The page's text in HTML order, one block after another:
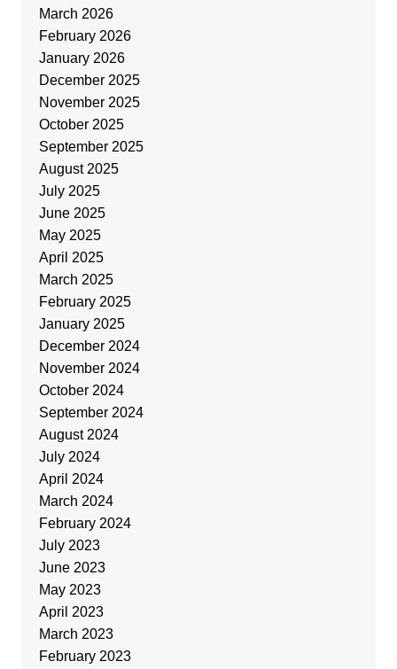
March 2026
February 2026
January 2026
December 2025
November 2025
October 2025
September 2025
August 2025
July 2025
June 2025
May 2025
April 2025
March 2025
February 2025
January 2025
December 2024
November 2024
October 2024
September 2024
August 2024
July 2024
April 2024
March 2024
February 2024
July 2023
June 2023
May 2023
April 2023
March 2023
February 2023